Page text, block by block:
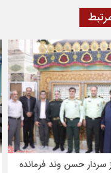
سردار حسن وند فرمانده